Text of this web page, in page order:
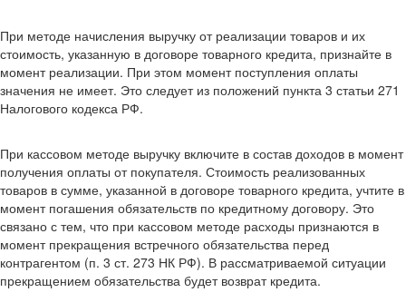
При методе начисления выручку от реализации товаров и их
стоимость, указанную в договоре товарного кредита, признайте в
момент реализации. При этом момент поступления оплаты
значения не имеет. Это следует из положений пункта 3 статьи 271
Налогового кодекса РФ.
При кассовом методе выручку включите в состав доходов в момент
получения оплаты от покупателя. Стоимость реализованных
товаров в сумме, указанной в договоре товарного кредита, учтите в
момент погашения обязательств по кредитному договору. Это
связано с тем, что при кассовом методе расходы признаются в
момент прекращения встречного обязательства перед
контрагентом (п. 3 ст. 273 НК РФ). В рассматриваемой ситуации
прекращением обязательства будет возврат кредита.